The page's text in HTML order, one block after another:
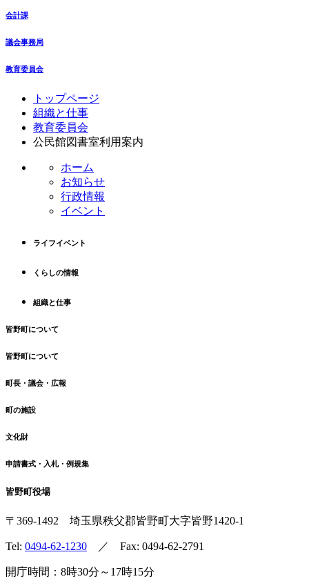
会計課
議会事務局
教育委員会
トップページ
組織と仕事
教育委員会
公民館図書室利用案内
ホーム
お知らせ
行政情報
イベント
ライフイベント
くらしの情報
組織と仕事
皆野町について
皆野町について
町長・議会・広報
町の施設
文化財
申請書式・入札・例規集
皆野町役場
〒369-1492 埼玉県秩父郡皆野町大字皆野1420-1
Tel: 0494-62-1230 ／ Fax: 0494-62-2791
開庁時間：8時30分～17時15分